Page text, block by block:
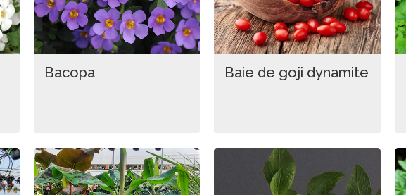
Bacopa Baie de goji dynamite